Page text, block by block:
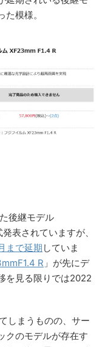
模様。
後継モデル
表されていますが、
まで延期 していま
R 」が先にデ
を見る限りでは2022
しまうものの、サー
クのモデルが存在す